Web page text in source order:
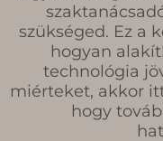
szükséged. Ez a
hogyan
technológia
miérteket, akkor
hogy